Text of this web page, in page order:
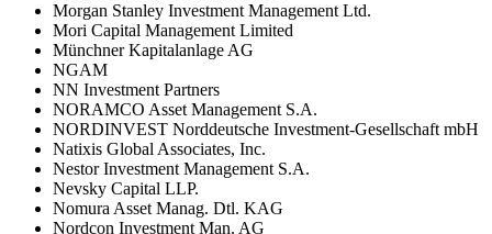
Morgan Stanley Investment Management Ltd.
Mori Capital Management Limited
Münchner Kapitalanlage AG
NGAM
NN Investment Partners
NORAMCO Asset Management S.A.
NORDINVEST Norddeutsche Investment-Gesellschaft mbH
Natixis Global Associates, Inc.
Nestor Investment Management S.A.
Nevsky Capital LLP.
Nomura Asset Manag. Dtl. KAG
Nordcon Investment Man. AG